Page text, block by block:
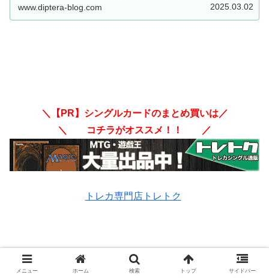
戯王ラッシュデュエル】
www.diptera-blog.com 2025.03.02
＼【PR】シングルカードのまとめ買いは／
＼ コチラがオススメ！！ ／
トレカ専門店トレトク
＼【PR】不要なカードの売却はコチラ！！／
メニュー ホーム 検索 トップ サイドバー